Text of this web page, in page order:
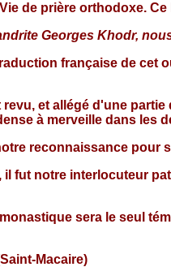
de prière orthodoxe.
Georges Khodr,
française de
revu, et allégé d'une
à merveille dans les
reconnaissance pour
fut notre interlocuteur
sera le seul
Macaire)